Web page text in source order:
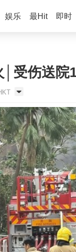
娱乐 最Hit 即时
│受伤送院